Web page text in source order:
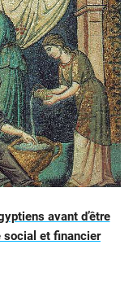
avant d’être
social et financier